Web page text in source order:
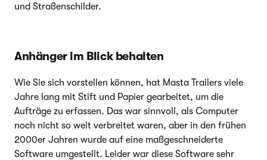
und Straßenschilder.
Anhänger im Blick behalten
Wie Sie sich vorstellen können, hat Masta Trailers viele
Jahre lang mit Stift und Papier gearbeitet, um die
Aufträge zu erfassen. Das war sinnvoll, als Computer
noch nicht so weit verbreitet waren, aber in den frühen
2000er Jahren wurde auf eine maßgeschneiderte
Software umgestellt. Leider war diese Software sehr